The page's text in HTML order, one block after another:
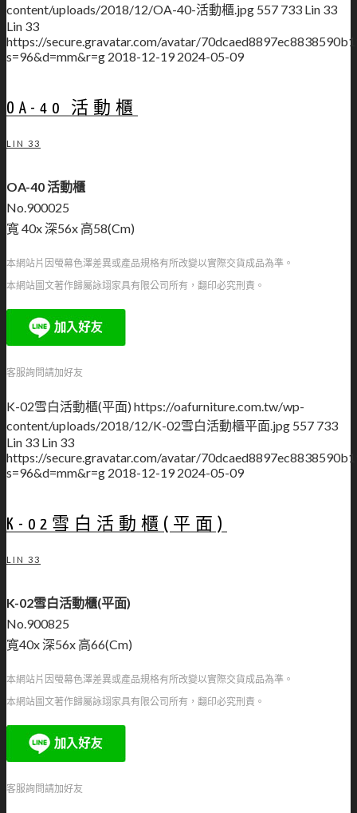
content/uploads/2018/12/OA-40-活動櫃.jpg 557 733 Lin 33
Lin 33
https://secure.gravatar.com/avatar/
s=96&d=mm&r=g 2018-12-19 2024-05-09
OA-40 活動櫃
LIN 33
OA-40 活動櫃
No.900025
寬 40x 深56x 高58(Cm)
本網站片因螢幕色澤差異或產品規格有所改變以實際交貨成品為準。
本網站圖文著作歸屬詠翊家具有限公司所有，翻印必究刑責。
客服詢問請加好友
K-02雪白活動櫃(平面) https://oafurniture.com.tw/wp-
content/uploads/2018/12/K-02雪白活動櫃平面.jpg 557 733
Lin 33 Lin 33
https://secure.gravatar.com/avatar/
s=96&d=mm&r=g 2018-12-19 2024-05-09
K-02雪白活動櫃(平面)
LIN 33
K-02雪白活動櫃(平面)
No.900825
寬40x 深56x 高66(Cm)
本網站片因螢幕色澤差異或產品規格有所改變以實際交貨成品為準。
本網站圖文著作歸屬詠翊家具有限公司所有，翻印必究刑責。
客服詢問請加好友